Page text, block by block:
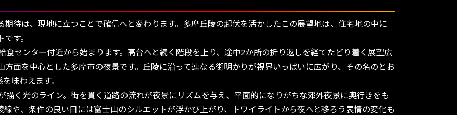
待は、現地に立つことで確信へと変わります。多摩丘陵の起伏を活かしたこの展望地は、住宅地の中に
す。
センター付近から始まります。高台へと続く階段を上り、途中2か所の折り返しを経てたどり着く展望広
面を中心とした多摩市の夜景です。丘陵に沿って連なる街明かりが視界いっぱいに広がり、その名のとお
味わえます。
く光のライン。街を貫く道路の流れが夜景にリズムを与え、平面的になりがちな郊外夜景に奥行きをも
や、条件の良い日には富士山のシルエットが浮かび上がり、トワイライトから夜へと移ろう表情の変化も